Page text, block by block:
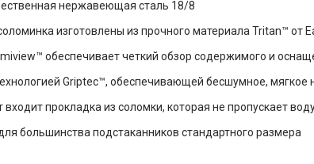
нержавеющая сталь 18/8
изготовлены из прочного материала Tritan™ от
обеспечивает четкий обзор содержимого и
Griptec™, обеспечивающей бесшумное,
входит прокладка из соломки, которая не пропускает
большинства подстаканников стандартного размера